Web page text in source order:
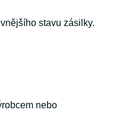
stavu zásilky.
nebo